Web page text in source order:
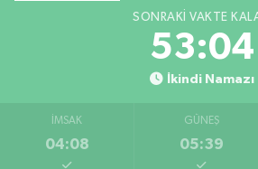
SONRAKI VAKTE
53:03
İkindi Namazı
İMSAK
04:08
GÜNEŞ
05:39